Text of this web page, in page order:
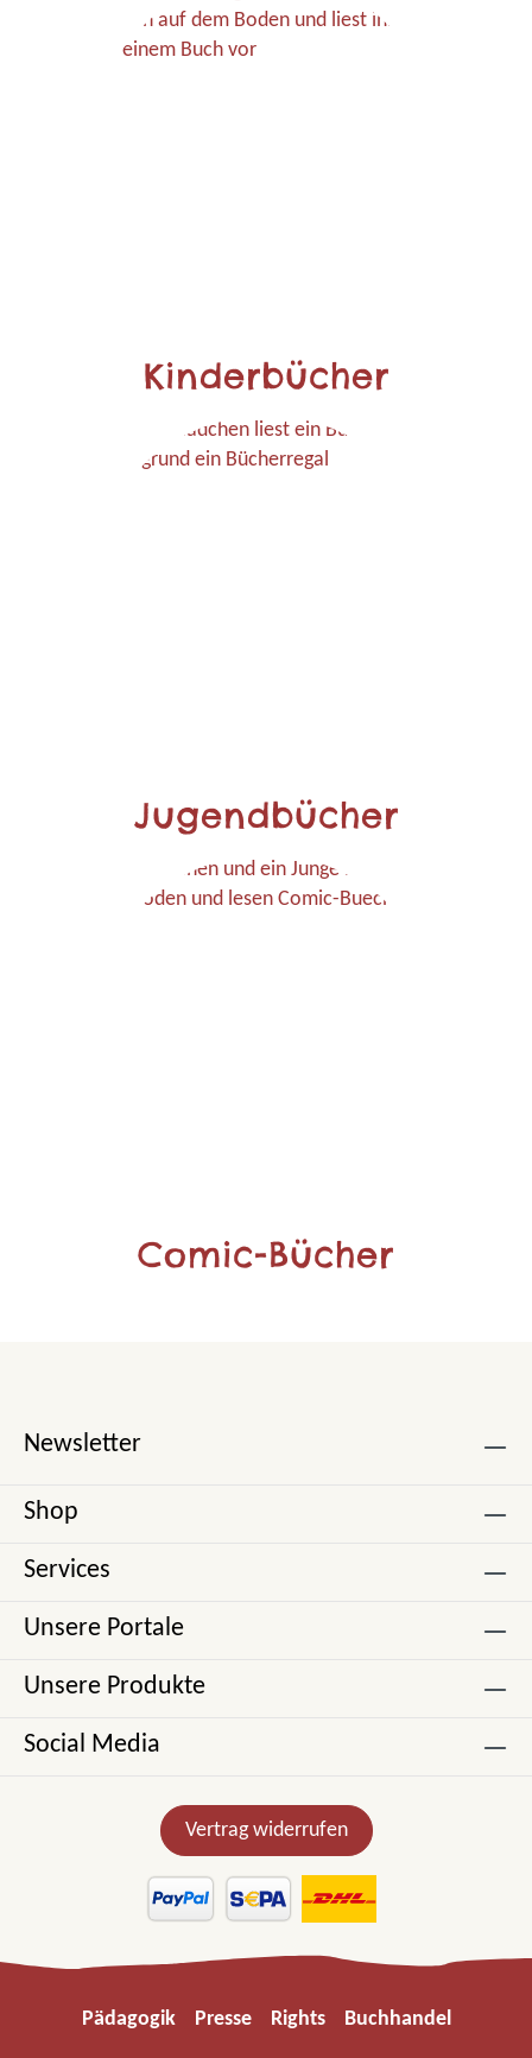
Kinderbücher
Jugendbücher
Comic-Bücher
Newsletter
Shop
Services
Unsere Portale
Unsere Produkte
Social Media
Vertrag widerrufen
Pädagogik Presse Rights Buchhandel